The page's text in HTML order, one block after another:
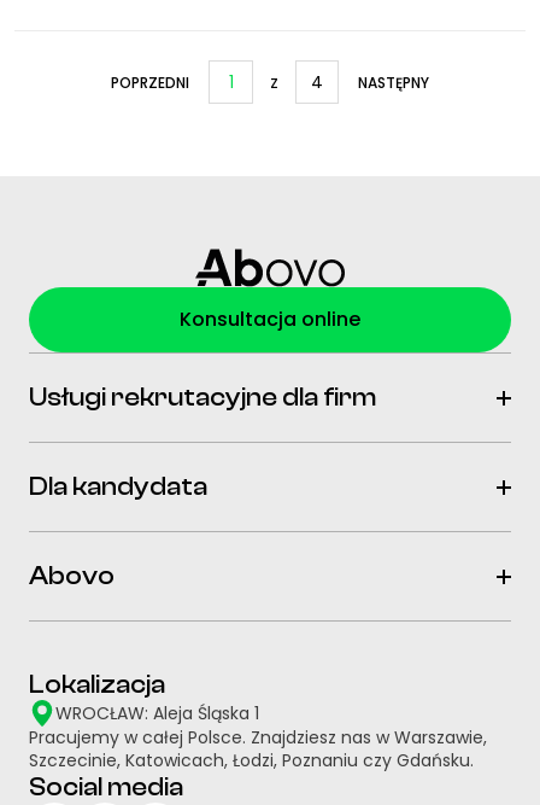
POPRZEDNI 1 z 4 NASTĘPNY
Konsultacja online
Usługi rekrutacyjne dla firm
Dla kandydata
Abovo
Lokalizacja
WROCŁAW: Aleja Śląska 1
Pracujemy w całej Polsce. Znajdziesz nas w Warszawie,
Szczecinie, Katowicach, Łodzi, Poznaniu czy Gdańsku.
Social media